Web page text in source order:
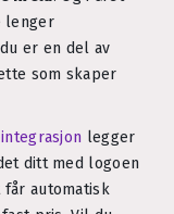
lenger
er en del av
som skaper
legger
ditt med logoen
automatisk